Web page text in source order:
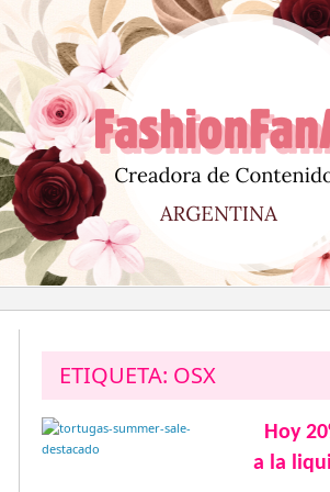
al
contenido
ETIQUETA: OSX
Hoy
a la